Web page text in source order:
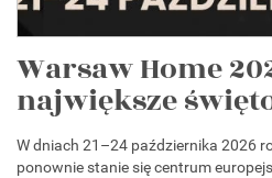
Warsaw Home
największe
W dniach 21–24 października 2026
ponownie stanie się centrum